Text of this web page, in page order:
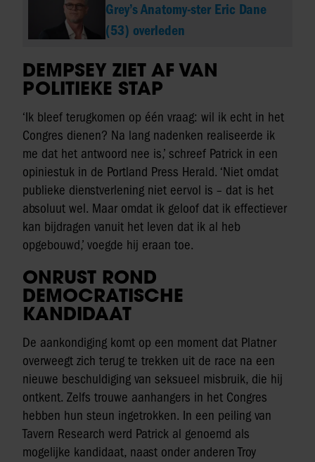
Grey’s Anatomy-ster Eric Dane
(53) overleden
DEMPSEY ZIET AF VAN
POLITIEKE STAP
‘Ik bleef terugkomen op één vraag: wil ik echt in het
Congres dienen? Na lang nadenken realiseerde ik
me dat het antwoord nee is,’ schreef Patrick in een
opiniestuk in de Portland Press Herald. ‘Niet omdat
publieke dienstverlening niet eervol is – dat is het
absoluut wel. Maar omdat ik geloof dat ik effectiever
kan bijdragen vanuit het leven dat ik al heb
opgebouwd,’ voegde hij eraan toe.
ONRUST ROND
DEMOCRATISCHE
KANDIDAAT
De aankondiging komt op een moment dat Platner
overweegt zich terug te trekken uit de race na een
nieuwe beschuldiging van seksueel misbruik, die hij
ontkent. Zelfs trouwe aanhangers in het Congres
hebben hun steun ingetrokken. In een peiling van
Tavern Research werd Patrick al genoemd als
mogelijke kandidaat, naast onder anderen Troy